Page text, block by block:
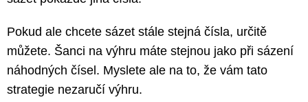
Pokud ale chcete sázet stále stejná čísla, určitě
můžete. Šanci na výhru máte stejnou jako při sázení
náhodných čísel. Myslete ale na to, že vám tato
strategie nezaručí výhru.